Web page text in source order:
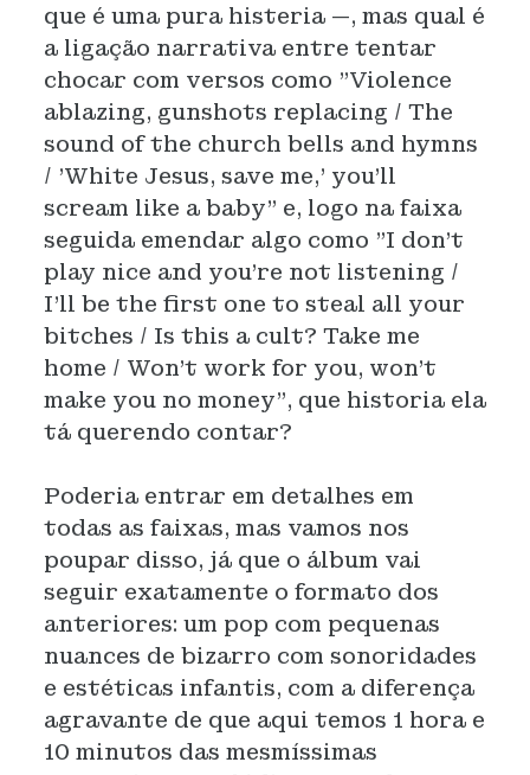
que é uma pura histeria —, mas qual é
a ligação narrativa entre tentar
chocar com versos como "Violence
ablazing, gunshots replacing / The
sound of the church bells and hymns
/ 'White Jesus, save me,' you'll
scream like a baby” e, logo na faixa
seguida emendar algo como "I don't
play nice and you're not listening /
I'll be the first one to steal all your
bitches / Is this a cult? Take me
home / Won't work for you, won't
make you no money", que historia ela
tá querendo contar?
Poderia entrar em detalhes em
todas as faixas, mas vamos nos
poupar disso, já que o álbum vai
seguir exatamente o formato dos
anteriores: um pop com pequenas
nuances de bizarro com sonoridades
e estéticas infantis, com a diferença
agravante de que aqui temos 1 hora e
10 minutos das mesmíssimas